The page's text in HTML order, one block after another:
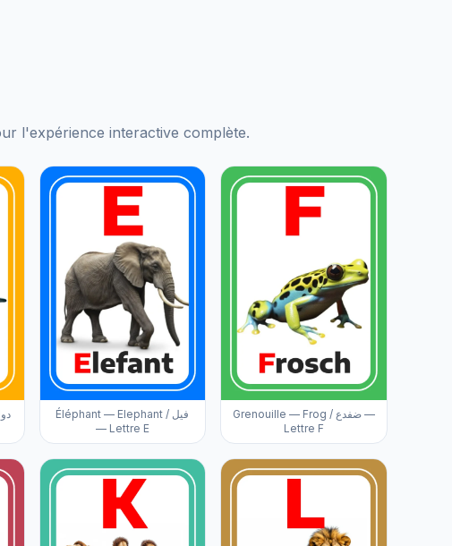
l'expérience interactive complète.
Éléphant — Elephant / فيل
— Lettre E
Grenouille — Frog / ضفدع —
Lettre F